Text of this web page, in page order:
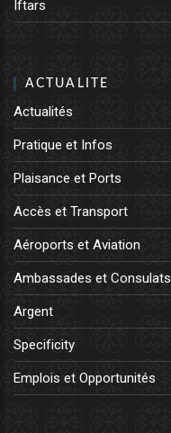
Iftars
ACTUALITE
Actualités
Pratique et Infos
Plaisance et Ports
Accès et Transport
Aéroports et Aviation
Ambassades et Consulats
Argent
Specificity
Emplois et Opportunités